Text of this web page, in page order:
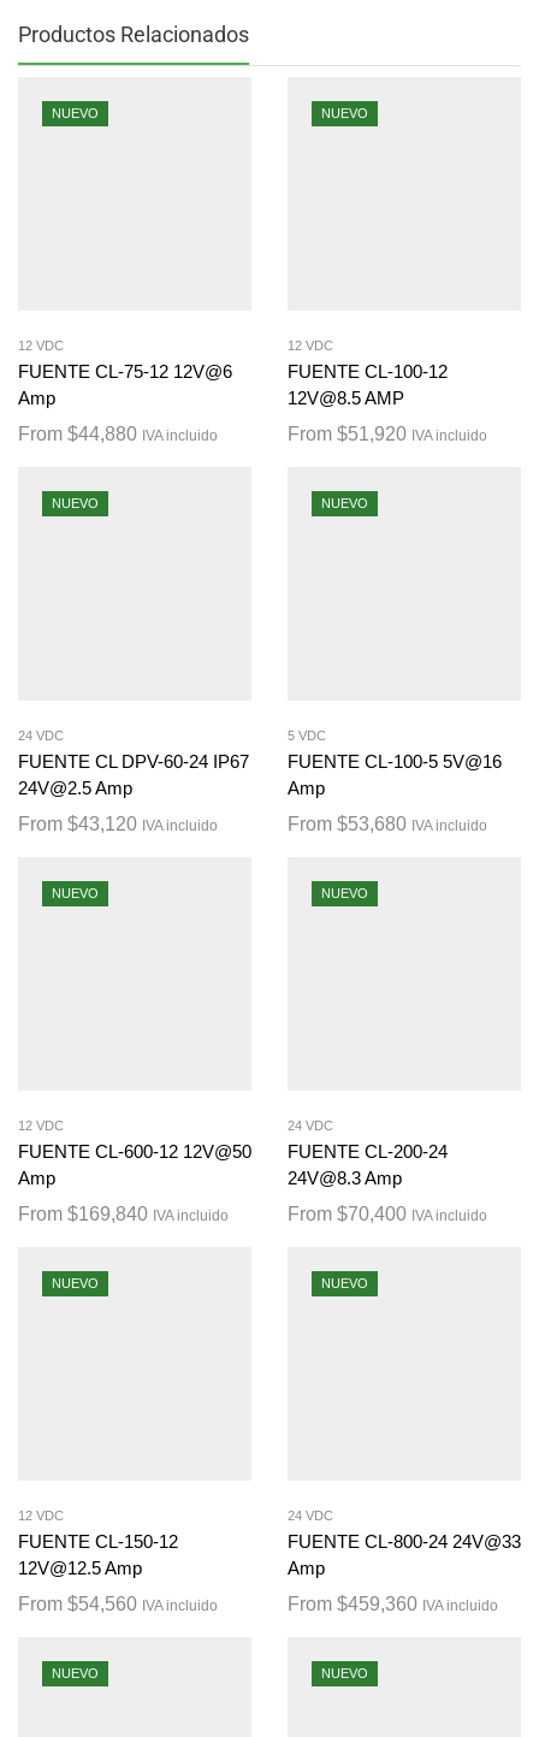
Productos Relacionados
NUEVO
12 VDC
FUENTE CL-75-12 12V@6
Amp
From $44,880 IVA incluido
NUEVO
12 VDC
FUENTE CL-100-12
12V@8.5 AMP
From $51,920 IVA incluido
NUEVO
24 VDC
FUENTE CL DPV-60-24 IP67
24V@2.5 Amp
From $43,120 IVA incluido
NUEVO
5 VDC
FUENTE CL-100-5 5V@16
Amp
From $53,680 IVA incluido
NUEVO
12 VDC
FUENTE CL-600-12 12V@50
Amp
From $169,840 IVA incluido
NUEVO
24 VDC
FUENTE CL-200-24
24V@8.3 Amp
From $70,400 IVA incluido
NUEVO
12 VDC
FUENTE CL-150-12
12V@12.5 Amp
From $54,560 IVA incluido
NUEVO
24 VDC
FUENTE CL-800-24 24V@33
Amp
From $459,360 IVA incluido
NUEVO NUEVO